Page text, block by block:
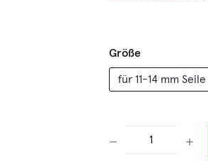
Größeauswählen
für 11-14 mm Seile